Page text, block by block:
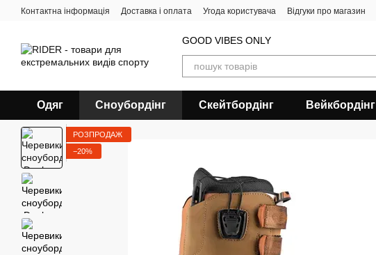
Перейти до основного контенту
Контактна інформація Доставка і оплата Угода користувача Відгуки про магазин
GOOD VIBES ONLY
Одяг Сноубордiнг Скейтбордінг Вейкбордінг
РОЗПРОДАЖ
−20%